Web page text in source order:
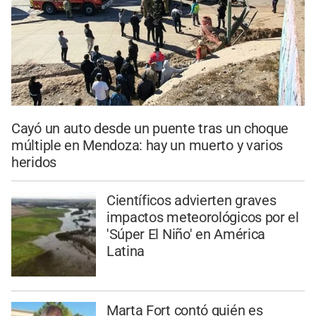
Cayó un auto desde un puente tras un choque
múltiple en Mendoza: hay un muerto y varios
heridos
Científicos advierten graves
impactos meteorológicos por el
'Súper El Niño' en América
Latina
Marta Fort contó quién es